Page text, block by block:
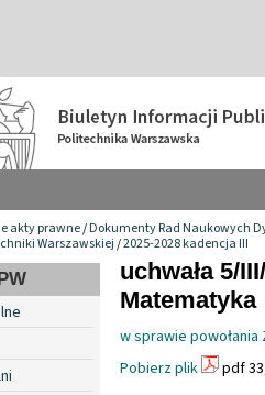
akty prawne/Dokumenty Rad Naukowych
Warszawskiej/2025-2028 kadencja III
uchwała 5/
Matematyka
w sprawie
Pobierz plik
pdf